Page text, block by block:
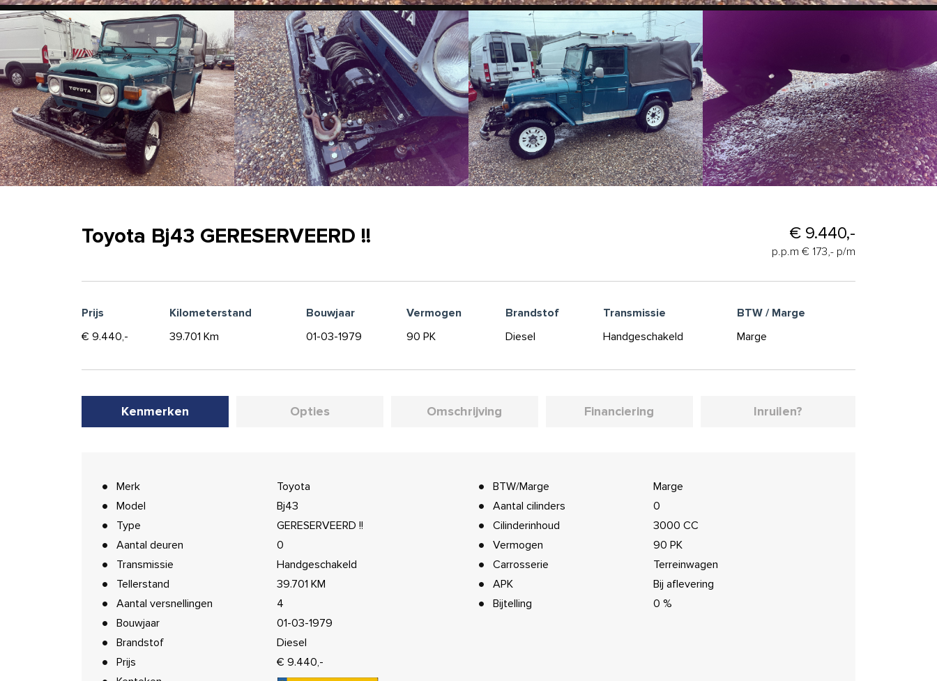
Toyota Bj43 GERESERVEERD !! € 9.440,-
p.p.m € 173,- p/m
Prijs Kilometerstand Bouwjaar Vermogen Brandstof Transmissie
BTW / Marge
€ 9.440,-
39.701 Km 01-03-1979 90 PK Diesel Handgeschakeld Marge
Kenmerken Opties Omschrijving Financiering Inruilen?
Merk
Toyota
Model
Bj43
Type
GERESERVEERD !!
Aantal deuren
0
Transmissie
Handgeschakeld
Tellerstand
39.701 KM
Aantal versnellingen
4
Bouwjaar
01-03-1979
Brandstof
Diesel
Prijs
€ 9.440,-
BTW/Marge
Marge
Aantal cilinders
0
Cilinderinhoud
3000 CC
Vermogen
90 PK
Carrosserie
Terreinwagen
APK
Bij aflevering
Bijtelling
0 %